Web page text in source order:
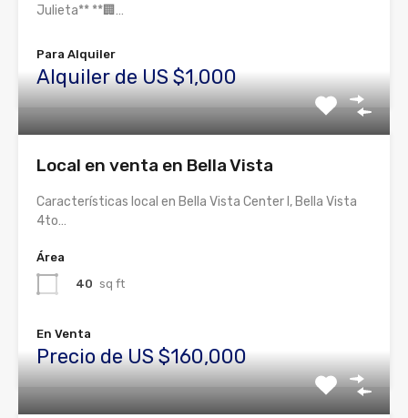
Julieta** **🏢…
Para Alquiler
Alquiler de US $1,000
Local en venta en Bella Vista
Características local en Bella Vista Center I, Bella Vista
4to…
Área
40 sq ft
En Venta
Precio de US $160,000